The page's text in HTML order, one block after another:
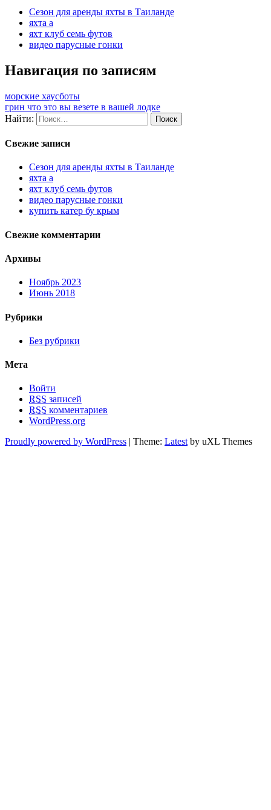
Cезон для аренды яхты в Таиланде
яхта а
яхт клуб семь футов
видео парусные гонки
Навигация по записям
морские хаусботы
грин что это вы везете в вашей лодке
Найти:
Свежие записи
Cезон для аренды яхты в Таиланде
яхта а
яхт клуб семь футов
видео парусные гонки
купить катер бу крым
Свежие комментарии
Архивы
Ноябрь 2023
Июнь 2018
Рубрики
Без рубрики
Мета
Войти
RSS записей
RSS комментариев
WordPress.org
Proudly powered by WordPress | Theme: Latest by uXL Themes